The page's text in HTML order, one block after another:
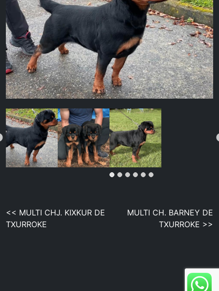
Navegación
de
<< MULTI CHJ. KIXKUR DE
TXURROKE
MULTI CH. BARNEY DE
TXURROKE >>